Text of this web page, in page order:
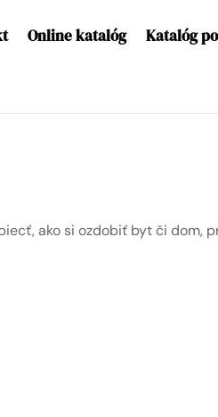
Online katalóg Katalóg
ako si ozdobiť byt či dom,